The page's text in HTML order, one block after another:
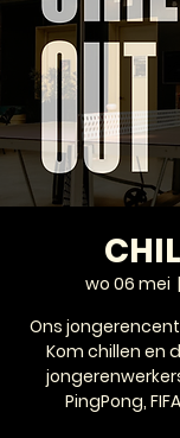
wo 06 mei
  |
Ons
Kom chillen en
PingPong,